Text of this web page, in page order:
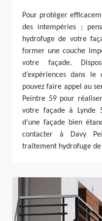
Pour protéger
des intempéries ;
hydrofuge de votre
former une couche
votre façade.
d’expériences dans
pouvez faire appel au
Peintre 59 pour
votre façade à Lynde
d’une façade bien
contacter à Davy
traitement hydrofuge